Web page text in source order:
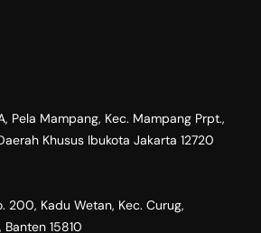
Pela Mampang, Kec. Mampang Prpt.,
Khusus Ibukota Jakarta 12720
200, Kadu Wetan, Kec. Curug,
15810